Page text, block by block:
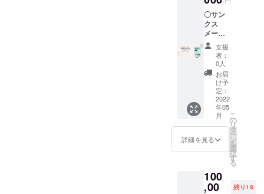
焦点を
当てな
がら、
感染症
のない
世界へ
むけて
一人一
人が何
をすべ
きかを
問いま
す。今
だから
伝えた
メッ
セー
〇サン
クス
メール
〇絵本
「八重
山のマ
ラリ
ア」
（仮
題）
PDF
データ
PDF
データ
の転
用、な
掲載の
写真・
支援
者：
0人
お届
け予
定：
2022
年05
月
詳細を見る
こ
の
リ
タ
ー
ン
を
選
択
す
る
100
,00 残り18